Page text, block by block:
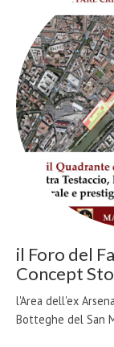
il Foro del
Concept
l'Area dell'ex
Botteghe del San